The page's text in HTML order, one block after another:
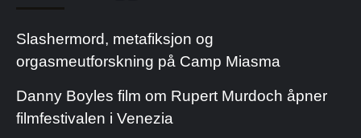
Slashermord, metafiksjon og
orgasmeutforskning på Camp Miasma
Danny Boyles film om Rupert Murdoch åpner
filmfestivalen i Venezia